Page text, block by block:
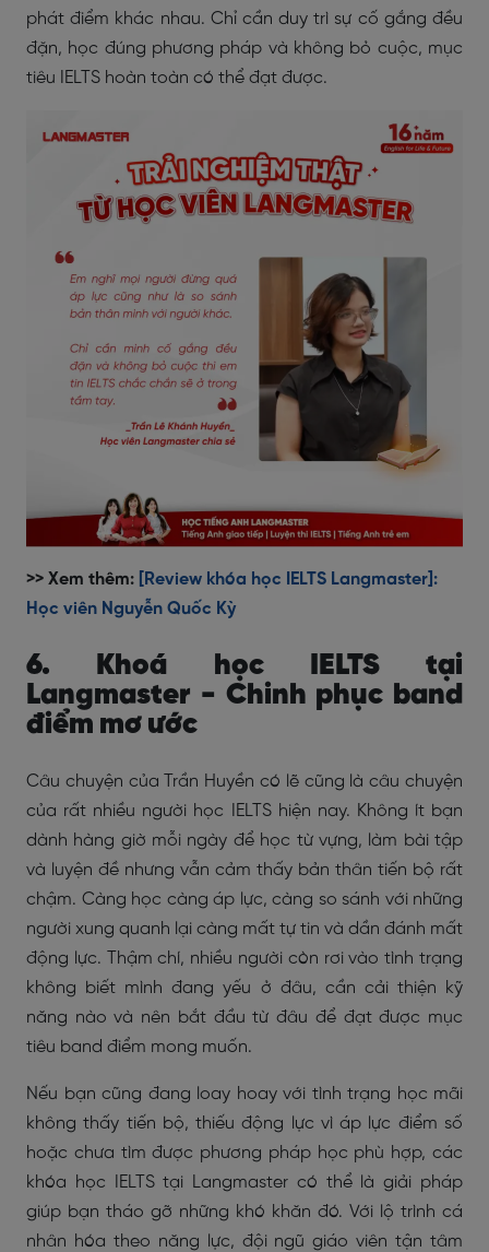
phát điểm khác nhau. Chỉ cần duy trì sự cố gắng đều
đặn, học đúng phương pháp và không bỏ cuộc, mục
tiêu IELTS hoàn toàn có thể đạt được.
>> Xem thêm:
[Review khóa học IELTS Langmaster]:
Học viên Nguyễn Quốc Kỳ
6. Khoá học IELTS tại
Langmaster - Chinh phục band
điểm mơ ước
Câu chuyện của Trần Huyền có lẽ cũng là câu chuyện
của rất nhiều người học IELTS hiện nay. Không ít bạn
dành hàng giờ mỗi ngày để học từ vựng, làm bài tập
và luyện đề nhưng vẫn cảm thấy bản thân tiến bộ rất
chậm. Càng học càng áp lực, càng so sánh với những
người xung quanh lại càng mất tự tin và dần đánh mất
động lực. Thậm chí, nhiều người còn rơi vào tình trạng
không biết mình đang yếu ở đâu, cần cải thiện kỹ
năng nào và nên bắt đầu từ đâu để đạt được mục
tiêu band điểm mong muốn.
Nếu bạn cũng đang loay hoay với tình trạng học mãi
không thấy tiến bộ, thiếu động lực vì áp lực điểm số
hoặc chưa tìm được phương pháp học phù hợp, các
khóa học IELTS tại Langmaster có thể là giải pháp
giúp bạn tháo gỡ những khó khăn đó. Với lộ trình cá
nhân hóa theo năng lực, đội ngũ giáo viên tận tâm